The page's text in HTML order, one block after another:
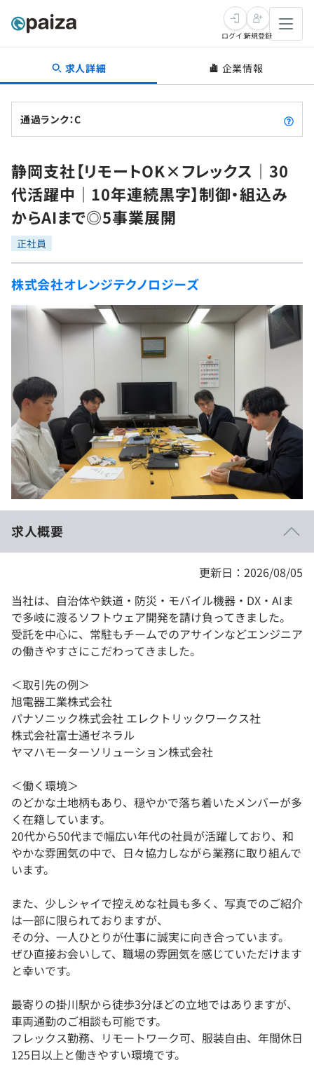
転職・キャリア
転職成功ガイド
転職エージェント
インタビュー
転職成功ガイド
新卒就活
求人検索
本選考
インターン
新卒エージェント
イベント・セミナー
就活成功ガイド
学習
問題集
4択課題
ナレッジ
リファレンス
プラン
個人向けプラン
法人向けプラン
学校向けプラン
契約内容・クーポン
プログラミング言語
評価結果一覧
再チャレンジ結果一覧
ゲーム・マンガ
Tech Team Journal
paiza times
note
paizaとは？
ログイン新規登録
求人詳細 企業情報
通過ランク：C
静岡支社【リモートOK×フレックス｜30
代活躍中｜10年連続黒字】制御・組込み
からAIまで◎5事業展開
正社員
株式会社オレンジテクノロジーズ
求人概要
更新日：2026/08/05
当社は、自治体や鉄道・防災・モバイル機器・DX・AIま
で多岐に渡るソフトウェア開発を請け負ってきました。
受託を中心に、常駐もチームでのアサインなどエンジニア
の働きやすさにこだわってきました。
＜取引先の例＞
旭電器工業株式会社
パナソニック株式会社 エレクトリックワークス社
株式会社富士通ゼネラル
ヤマハモーターソリューション株式会社
＜働く環境＞
のどかな土地柄もあり、穏やかで落ち着いたメンバーが多
く在籍しています。
20代から50代まで幅広い年代の社員が活躍しており、和
やかな雰囲気の中で、日々協力しながら業務に取り組んで
います。
また、少しシャイで控えめな社員も多く、写真でのご紹介
は一部に限られておりますが、
その分、一人ひとりが仕事に誠実に向き合っています。
ぜひ直接お会いして、職場の雰囲気を感じていただけます
と幸いです。
最寄りの掛川駅から徒歩3分ほどの立地ではありますが、
車両通勤のご相談も可能です。
フレックス勤務、リモートワーク可、服装自由、年間休日
125日以上と働きやすい環境です。